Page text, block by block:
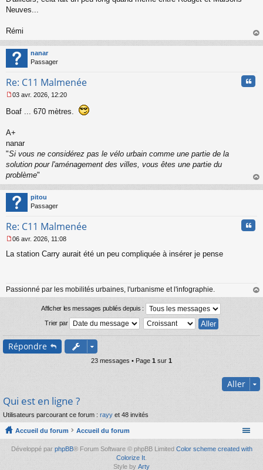
g
n
o
n
l
u
Neuves...
Rémi
au
nanar
Passager
Re: C11 Malmenée
e
a
g
e
n
l
u
03 avr. 2026, 12:20
Boaf ... 670 mètres.
A+
nanar
"Si vous ne considérez pas le vélo urbain comme une partie de la
solution pour l'aménagement des villes, vous êtes une partie du
problème"
au
pitou
Passager
Re: C11 Malmenée
e
g
e
u
06 avr. 2026, 11:08
La station Carry aurait été un peu compliquée à insérer je pense
Passionné par les mobilités urbaines, l'urbanisme et l'infographie.
au
Afficher les messages publiés depuis :
Trier par
Répondre
23 messages • Page 1 sur 1
Aller
Qui est en ligne ?
Utilisateurs parcourant ce forum : rayy et 48 invités
Accueil du forum Accueil du forum
Développé par phpBB® Forum Software © phpBB Limited Color scheme created with
Colorize It
Style by Arty